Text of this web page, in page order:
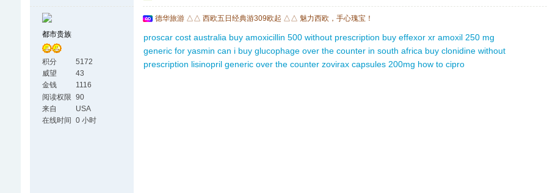
都市贵族
积分
5172
威望
43
金钱
1116
阅读权限 90
来自
USA
在线时间
0 小时
德华旅游 △△ 西欧五日经典游309欧起 △△ 魅力西欧，手心瑰宝！
proscar cost australia buy amoxicillin 500 without prescription buy effexor xr amoxil 250 mg
generic for yasmin can i buy glucophage over the counter in south africa buy clonidine without
prescription lisinopril generic over the counter zovirax capsules 200mg how to cipro